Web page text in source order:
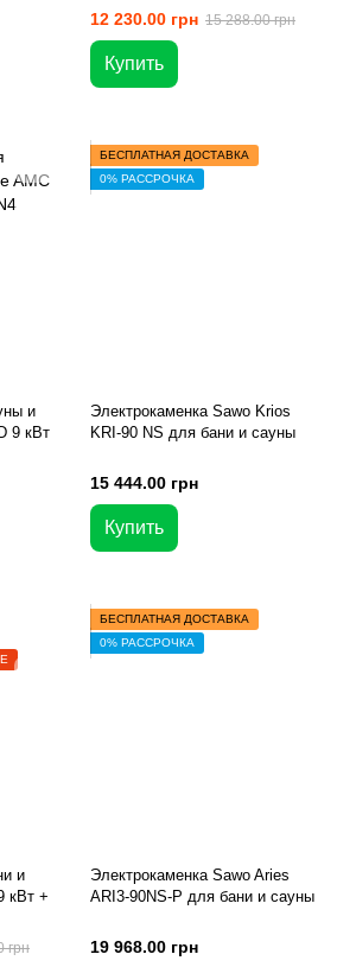
12 230.00 грн 15 288.00 грн
Купить
и
9 кВт
БЕСПЛАТНАЯ ДОСТАВКА
0% РАССРОЧКА
Электрокаменка Sawo Krios
KRI-90 NS для бани и сауны
15 444.00 грн
Купить
и
кВт +
грн
БЕСПЛАТНАЯ ДОСТАВКА
0% РАССРОЧКА
Электрокаменка Sawo Aries
ARI3-90NS-P для бани и сауны
19 968.00 грн